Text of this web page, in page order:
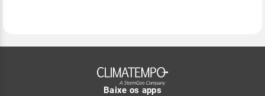
Baixe os apps